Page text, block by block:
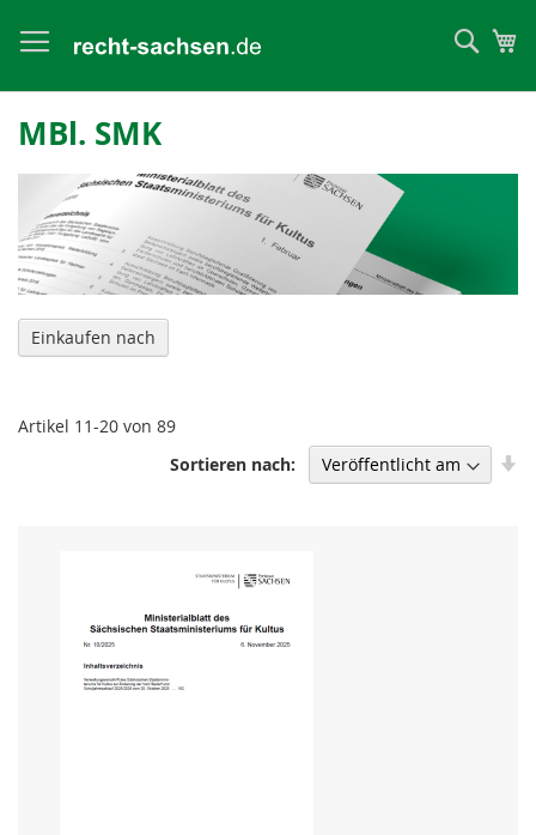
MBl. SMK
Artikel 11-20 von 89
Sortieren nach
Einkaufen nach